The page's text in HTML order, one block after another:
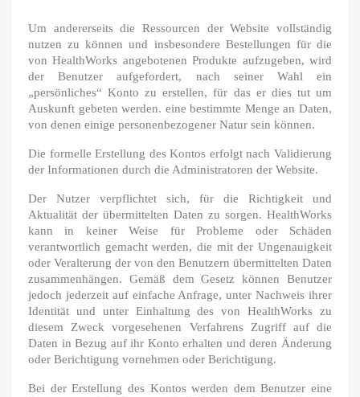
Um andererseits die Ressourcen der Website vollständig
nutzen zu können und insbesondere Bestellungen für die
von HealthWorks angebotenen Produkte aufzugeben, wird
der Benutzer aufgefordert, nach seiner Wahl ein
„persönliches“ Konto zu erstellen, für das er dies tut um
Auskunft gebeten werden. eine bestimmte Menge an Daten,
von denen einige personenbezogener Natur sein können.
Die formelle Erstellung des Kontos erfolgt nach Validierung
der Informationen durch die Administratoren der Website.
Der Nutzer verpflichtet sich, für die Richtigkeit und
Aktualität der übermittelten Daten zu sorgen. HealthWorks
kann in keiner Weise für Probleme oder Schäden
verantwortlich gemacht werden, die mit der Ungenauigkeit
oder Veralterung der von den Benutzern übermittelten Daten
zusammenhängen. Gemäß dem Gesetz können Benutzer
jedoch jederzeit auf einfache Anfrage, unter Nachweis ihrer
Identität und unter Einhaltung des von HealthWorks zu
diesem Zweck vorgesehenen Verfahrens Zugriff auf die
Daten in Bezug auf ihr Konto erhalten und deren Änderung
oder Berichtigung vornehmen oder Berichtigung.
Bei der Erstellung des Kontos werden dem Benutzer eine